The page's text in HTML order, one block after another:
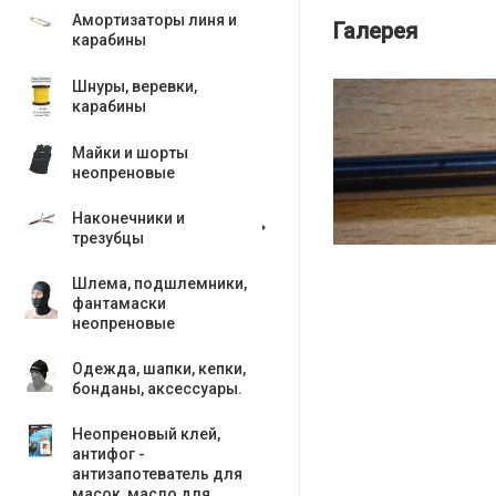
Амортизаторы линя и
карабины
Шнуры, веревки,
карабины
Майки и шорты
неопреновые
Наконечники и
трезубцы
Шлема, подшлемники,
фантамаски
неопреновые
Одежда, шапки, кепки,
бонданы, аксесcуары.
Неопреновый клей,
антифог -
антизапотеватель для
Галерея